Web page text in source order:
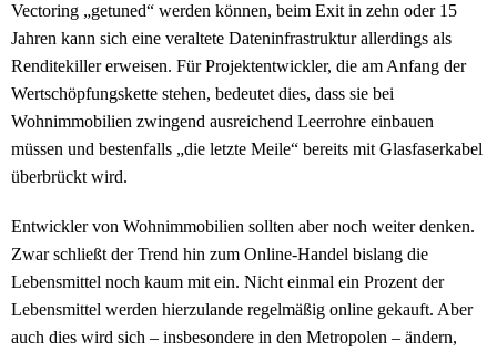
Vectoring „getuned“ werden können, beim Exit in zehn oder 15
Jahren kann sich eine veraltete Dateninfrastruktur allerdings als
Renditekiller erweisen. Für Projektentwickler, die am Anfang der
Wertschöpfungskette stehen, bedeutet dies, dass sie bei
Wohnimmobilien zwingend ausreichend Leerrohre einbauen
müssen und bestenfalls „die letzte Meile“ bereits mit Glasfaserkabel
überbrückt wird.
Entwickler von Wohnimmobilien sollten aber noch weiter denken.
Zwar schließt der Trend hin zum Online-Handel bislang die
Lebensmittel noch kaum mit ein. Nicht einmal ein Prozent der
Lebensmittel werden hierzulande regelmäßig online gekauft. Aber
auch dies wird sich – insbesondere in den Metropolen – ändern,